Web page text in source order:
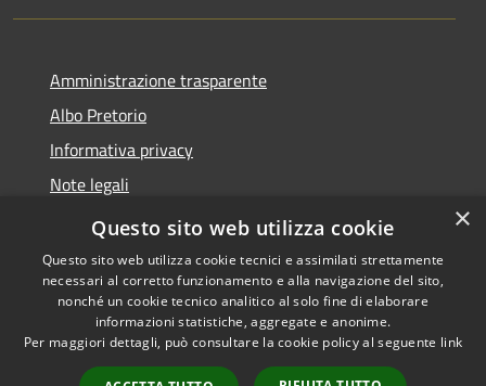
Amministrazione trasparente
Albo Pretorio
Informativa privacy
Note legali
Dichiarazione di accessibilità
Accessibilità
Copyright © 2026 • Comune di
Ferno • Powered by
Municipium• Accesso
×
Questo sito web utilizza cookie
Questo sito web utilizza cookie tecnici e assimilati strettamente
necessari al corretto funzionamento e alla navigazione del sito,
nonché un cookie tecnico analitico al solo fine di elaborare
informazioni statistiche, aggregate e anonime.
Per maggiori dettagli, può consultare la cookie policy al seguente link